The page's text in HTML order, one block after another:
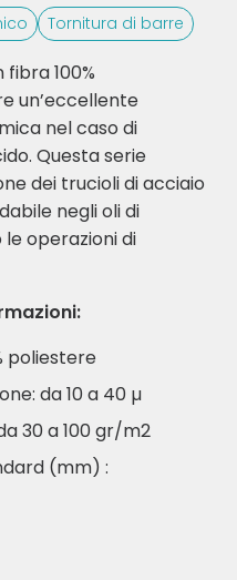
Tornitura di barre
fibra 100%
un’eccellente
nel caso di
Questa serie
dei trucioli di acciaio
negli oli di
operazioni di
poliestere
da 10 a 40 µ
30 a 100 gr/m2
(mm) :